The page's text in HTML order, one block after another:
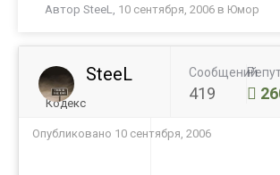
Автор SteeL, 10 сентября, 2006 в Юмор
SteeL
Кодекс
Сообщений
419
Опубликовано 10 сентября, 2006